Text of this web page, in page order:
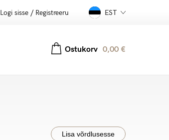
Logi sisse / Registreeru EST
Ostukorv 0,00 €
Lisa võrdlusesse